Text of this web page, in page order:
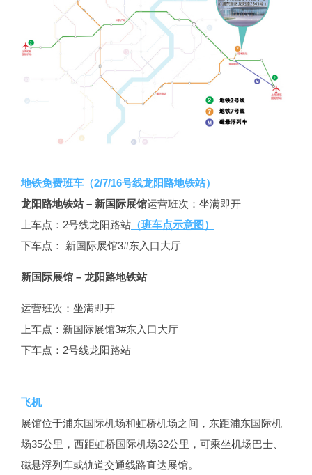
地铁免费班车（2/7/16号线龙阳路地铁站）
龙阳路地铁站 – 新国际展馆运营班次：坐满即开
上车点：2号线龙阳路站 （班车点示意图）
下车点： 新国际展馆3#东入口大厅
新国际展馆 – 龙阳路地铁站
运营班次：坐满即开
上车点：新国际展馆3#东入口大厅
下车点：2号线龙阳路站
飞机
展馆位于浦东国际机场和虹桥机场之间，东距浦东国际机
场35公里，西距虹桥国际机场32公里，可乘坐机场巴士、
磁悬浮列车或轨道交通线路直达展馆。